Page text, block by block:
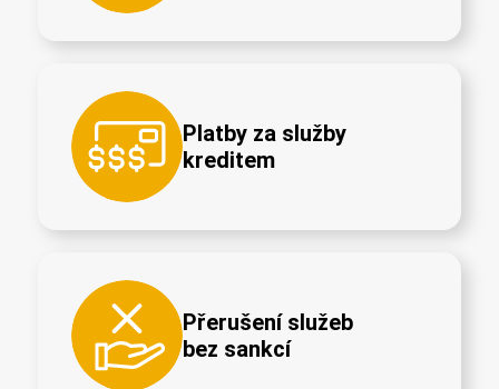
Platby za služby
kreditem
Přerušení služeb
bez sankcí